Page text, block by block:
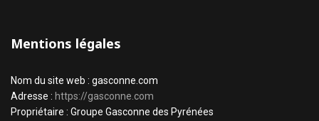
Mentions légales
Nom du site web : gasconne.com
Adresse : https://gasconne.com
Propriétaire : Groupe Gasconne des Pyrénées